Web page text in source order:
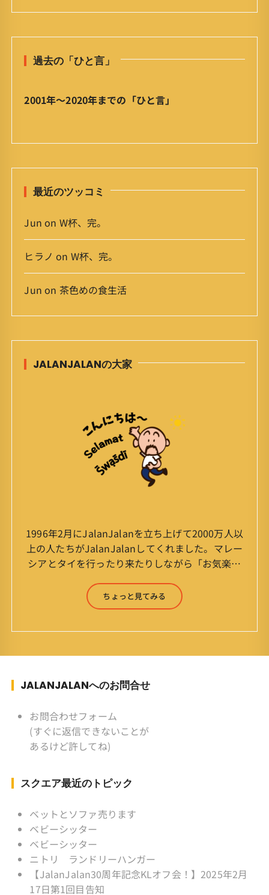
ひ
言
ア
イ
過去の「ひと言」
2001年〜2020年までの「ひと言」
最近のツッコミ
Jun on W杯、完。
ヒラノ on W杯、完。
Jun on 茶色めの食生活
JALANJALANの大家
1996年2月にJalanJalanを立ち上げて2000万人以
上の人たちがJalanJalanしてくれました。マレー
シアとタイを行ったり来たりしながら「お気楽」
森 淳（Jun Yamamori） 生年月日 ：1959年
7月4日(61才) 生まれ ：香港(3才まで)
スポーツ ：水泳(浜名湾流古式泳法、競泳平泳
ク ソフトボール
監督 BKKソフトボール「おぼん
こぼん 」監督 マレーシア歴：1991年から31年
目 タイ歴 ：2001年から21年目
ちょっと見てみる
JALANJALANへのお問合せ
お問合わせフォーム
(すぐに返信できないことが
あるけど許してね)
スクエア最近のトピック
ベットとソファ売ります
ベビーシッター
ベビーシッター
ニトリ ランドリーハンガー
【JalanJalan30周年記念KLオフ会！】2025年2月
17日第1回目告知